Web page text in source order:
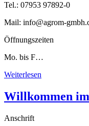
Tel.: 07953 97892-0
Mail: info@agrom-
Öffnungszeiten
Mo. bis F…
Weiterlesen
Willkommen
Anschrift